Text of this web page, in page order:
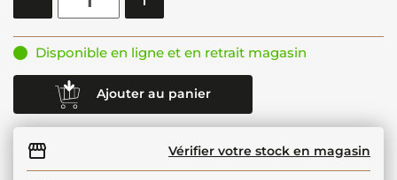
Disponible en ligne et en retrait magasin
Ajouter au panier
Vérifier votre stock en magasin